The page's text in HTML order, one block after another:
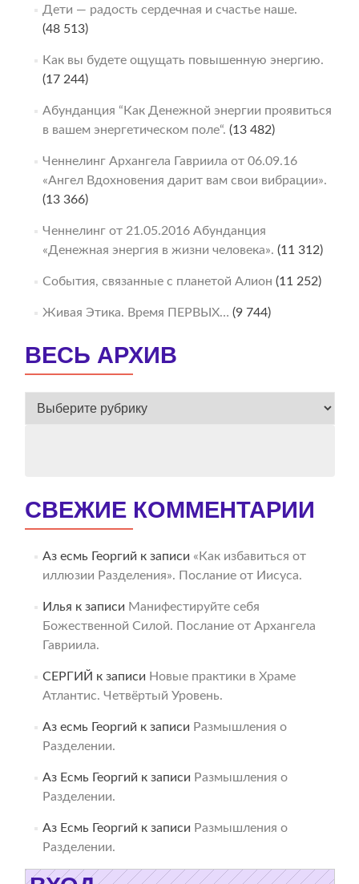
Дети — радость сердечная и счастье наше.
(48 513)
Как вы будете ощущать повышенную энергию.
(17 244)
Абунданция “Как Денежной энергии проявиться
в вашем энергетическом поле“. (13 482)
Ченнелинг Архангела Гавриила от 06.09.16
«Ангел Вдохновения дарит вам свои вибрации».
(13 366)
Ченнелинг от 21.05.2016 Абунданция
«Денежная энергия в жизни человека». (11 312)
События, связанные с планетой Алион (11 252)
Живая Этика. Время ПЕРВЫХ… (9 744)
ВЕСЬ АРХИВ
ВЕСЬ
СВЕЖИЕ КОММЕНТАРИИ
Аз есмь Георгий к записи «Как избавиться от
иллюзии Разделения». Послание от Иисуса.
Илья к записи Манифестируйте себя
Божественной Силой. Послание от Архангела
Гавриила.
СЕРГИЙ к записи Новые практики в Храме
Атлантис. Четвёртый Уровень.
Аз есмь Георгий к записи Размышления о
Разделении.
Аз Есмь Георгий к записи Размышления о
Разделении.
Аз Есмь Георгий к записи Размышления о
Разделении.